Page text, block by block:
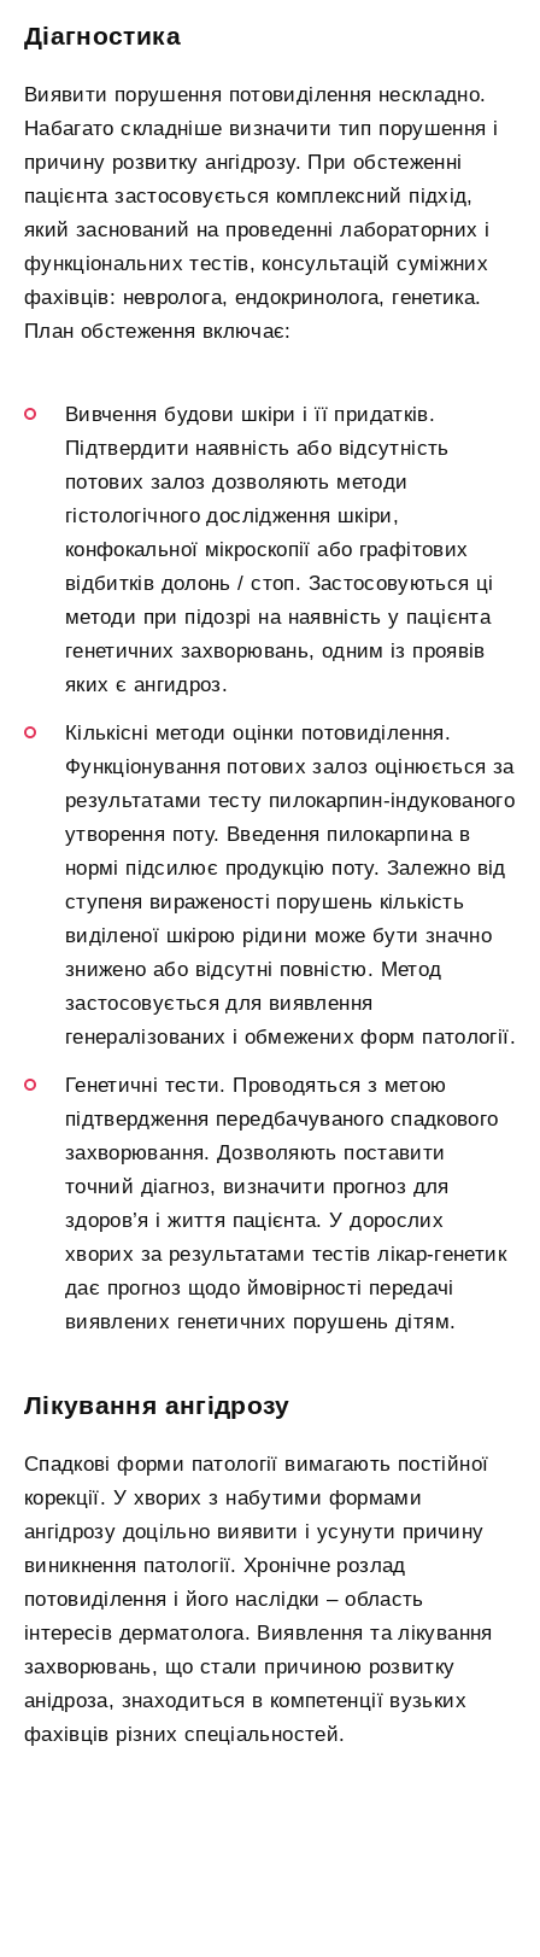
Діагностика
Виявити порушення потовиділення нескладно.
Набагато складніше визначити тип порушення і
причину розвитку ангідрозу. При обстеженні
пацієнта застосовується комплексний підхід,
який заснований на проведенні лабораторних і
функціональних тестів, консультацій суміжних
фахівців: невролога, ендокринолога, генетика.
План обстеження включає:
Вивчення будови шкіри і її придатків.
Підтвердити наявність або відсутність
потових залоз дозволяють методи
гістологічного дослідження шкіри,
конфокальної мікроскопії або графітових
відбитків долонь / стоп. Застосовуються ці
методи при підозрі на наявність у пацієнта
генетичних захворювань, одним із проявів
яких є ангидроз.
Кількісні методи оцінки потовиділення.
Функціонування потових залоз оцінюється за
результатами тесту пилокарпин-індукованого
утворення поту. Введення пилокарпина в
нормі підсилює продукцію поту. Залежно від
ступеня вираженості порушень кількість
виділеної шкірою рідини може бути значно
знижено або відсутні повністю. Метод
застосовується для виявлення
генералізованих і обмежених форм патології.
Генетичні тести. Проводяться з метою
підтвердження передбачуваного спадкового
захворювання. Дозволяють поставити
точний діагноз, визначити прогноз для
здоров’я і життя пацієнта. У дорослих
хворих за результатами тестів лікар-генетик
дає прогноз щодо ймовірності передачі
виявлених генетичних порушень дітям.
Лікування ангідрозу
Спадкові форми патології вимагають постійної
корекції. У хворих з набутими формами
ангідрозу доцільно виявити і усунути причину
виникнення патології. Хронічне розлад
потовиділення і його наслідки – область
інтересів дерматолога. Виявлення та лікування
захворювань, що стали причиною розвитку
анідроза, знаходиться в компетенції вузьких
фахівців різних спеціальностей.